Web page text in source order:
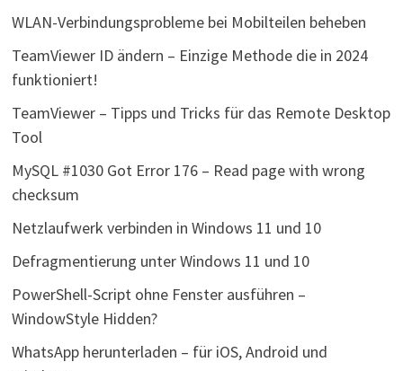
WLAN-Verbindungsprobleme bei Mobilteilen beheben
TeamViewer ID ändern – Einzige Methode die in 2024
funktioniert!
TeamViewer – Tipps und Tricks für das Remote Desktop
Tool
MySQL #1030 Got Error 176 – Read page with wrong
checksum
Netzlaufwerk verbinden in Windows 11 und 10
Defragmentierung unter Windows 11 und 10
PowerShell-Script ohne Fenster ausführen –
WindowStyle Hidden?
WhatsApp herunterladen – für iOS, Android und